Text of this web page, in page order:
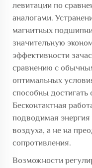
левитации по
аналогами.
магнитных
значительную
эффективности
сравнению с
оптимальных
способны
Бесконтактная
подводимая
воздуха, а не на
сопротивления.
Возможности